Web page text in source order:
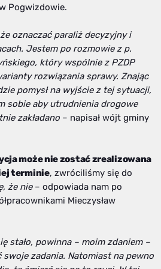
Pogwizdowie.
oznaczać paraliż decyzyjny i
Jestem po rozmowie z p.
który wspólnie z PZDP
rozwiązania sprawy. Znając
pomysł na wyjście z tej sytuacji,
sobie aby utrudnienia drogowe
zakładano – napisał wójt gminy
może nie zostać zrealizowana
terminie, zwróciliśmy się do
że nie – odpowiada nam po
Mieczysław
stało, powinna – moim zdaniem –
zadania. Natomiast na pewno